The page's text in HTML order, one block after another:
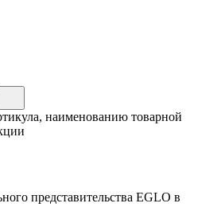
наименованию товарной
представительства EGLO в